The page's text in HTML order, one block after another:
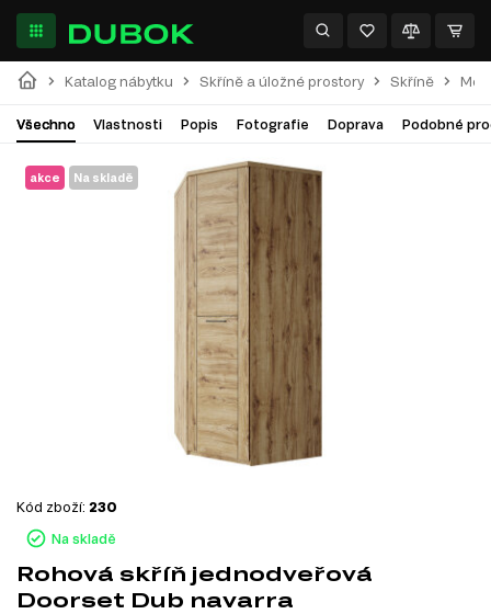
Katalog nábytku Skříně a úložné prostory Skříně
Všechno Vlastnosti Popis Fotografie Doprava Podobné
akce Na skladě
Na skladě
Kód zboží: 230
Rohová skříň jednodveřová
Doorset Dub navarra